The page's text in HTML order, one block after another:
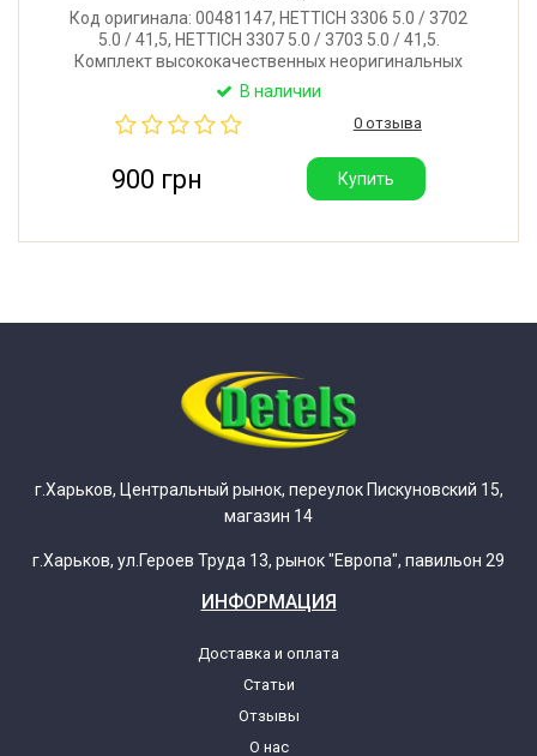
Код оригинала: 00481147, HETTICH 3306 5.0 / 3702
5.0 / 41,5, HETTICH 3307 5.0 / 3703 5.0 / 41,5.
Комплект высококачественных неоригинальных
петель двери для встроенного холодильника Bosch,
Производитель: Китай.
В наличии
0 отзыва
900 грн Купить
г.Харьков, Центральный рынок, переулок Пискуновский 15,
магазин 14
г.Харьков, ул.Героев Труда 13, рынок "Европа", павильон 29
ИНФОРМАЦИЯ
Доставка и оплата
Статьи
Отзывы
О нас